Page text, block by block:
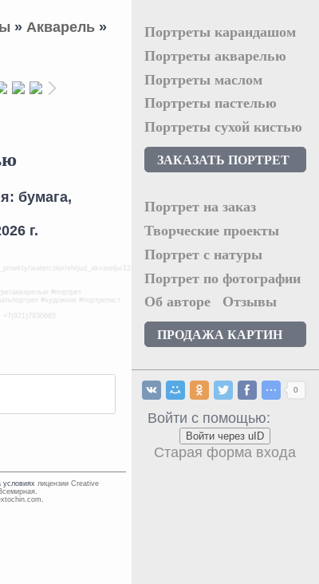
» Акварель»
бумага,
г.
watercolor/ehtjud_akvarelju/12-
#портрет
#художник #портретист
условияхлицензии Creative
.
.
Портреты карандашом
Портреты акварелью
Портреты маслом
Портреты пастелью
Портреты сухой кистью
ЗАКАЗАТЬ ПОРТРЕТ
Портрет на заказ
Творческие проекты
Портрет с натуры
Портрет по фотографии
Об авторе
Отзывы
ПРОДАЖА КАРТИН
0
Войти с помощью:
Войти через uID
Старая форма входа